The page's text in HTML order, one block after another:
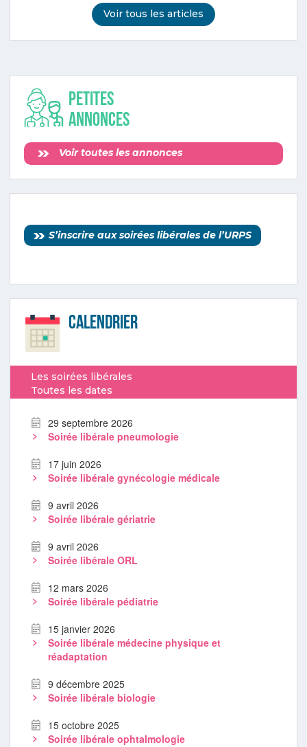
Voir tous les articles
Petites
annonces
Voir toutes les annonces
S’inscrire aux soirées libérales de l’URPS
Calendrier
Les soirées libérales
Toutes les dates
29 septembre 2026
Soirée libérale pneumologie
17 juin 2026
Soirée libérale gynécologie médicale
9 avril 2026
Soirée libérale gériatrie
9 avril 2026
Soirée libérale ORL
12 mars 2026
Soirée libérale pédiatrie
15 janvier 2026
Soirée libérale médecine physique et
réadaptation
9 décembre 2025
Soirée libérale biologie
15 octobre 2025
Soirée libérale ophtalmologie